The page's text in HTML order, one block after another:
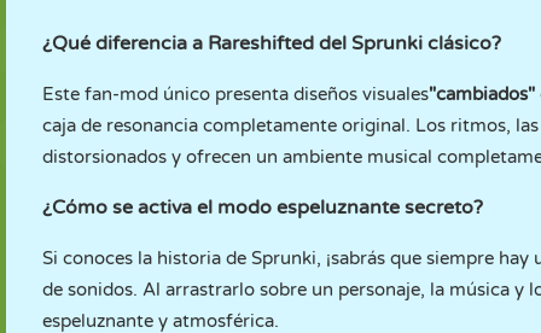
¿Qué diferencia a Rareshifted del Sprunki clásico?
Este fan-mod único presenta diseños visuales"cambiados"
caja de resonancia completamente original. Los ritmos,
distorsionados y ofrecen un ambiente musical
¿Cómo se activa el modo espeluznante secreto?
Si conoces la historia de Sprunki, ¡sabrás que siempre
de sonidos. Al arrastrarlo sobre un personaje, la música y
espeluznante y atmosférica.